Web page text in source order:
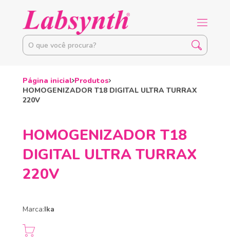
Página inicial Produtos
HOMOGENIZADOR T18 DIGITAL ULTRA TURRAX
220V
HOMOGENIZADOR T18
DIGITAL ULTRA TURRAX
220V
Marca:Ika